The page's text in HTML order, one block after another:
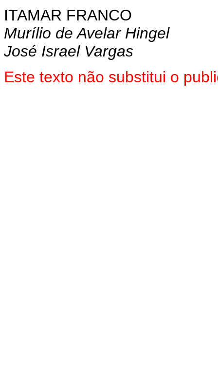
ITAMAR FRANCO
Murílio de Avelar Hingel
José Israel Vargas
Este texto não substitui o